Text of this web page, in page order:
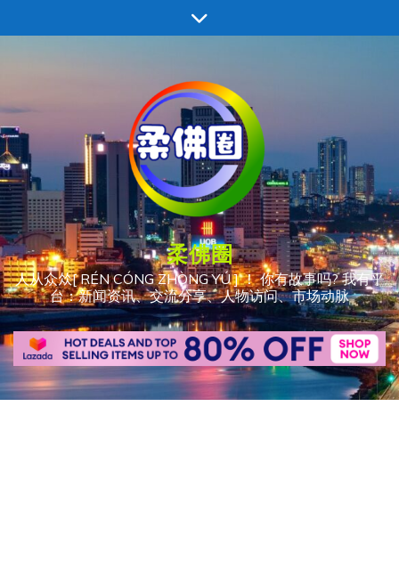
至
柔佛圈
人从众𠈌[ RÉN CÓNG ZHÒNG YÚ ] ！ 你有故事吗? 我有平
台：新闻资讯、交流分享、人物访问、市场动脉